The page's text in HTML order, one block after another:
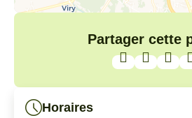
Partager cette
Horaires